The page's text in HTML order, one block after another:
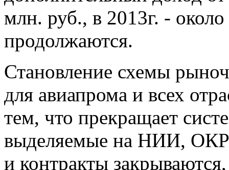
млн. руб., в 2013г. -
продолжаются.
Становление схемы
для авиапрома и всех
тем, что прекращает
выделяемые на НИИ, ОКР
и контракты